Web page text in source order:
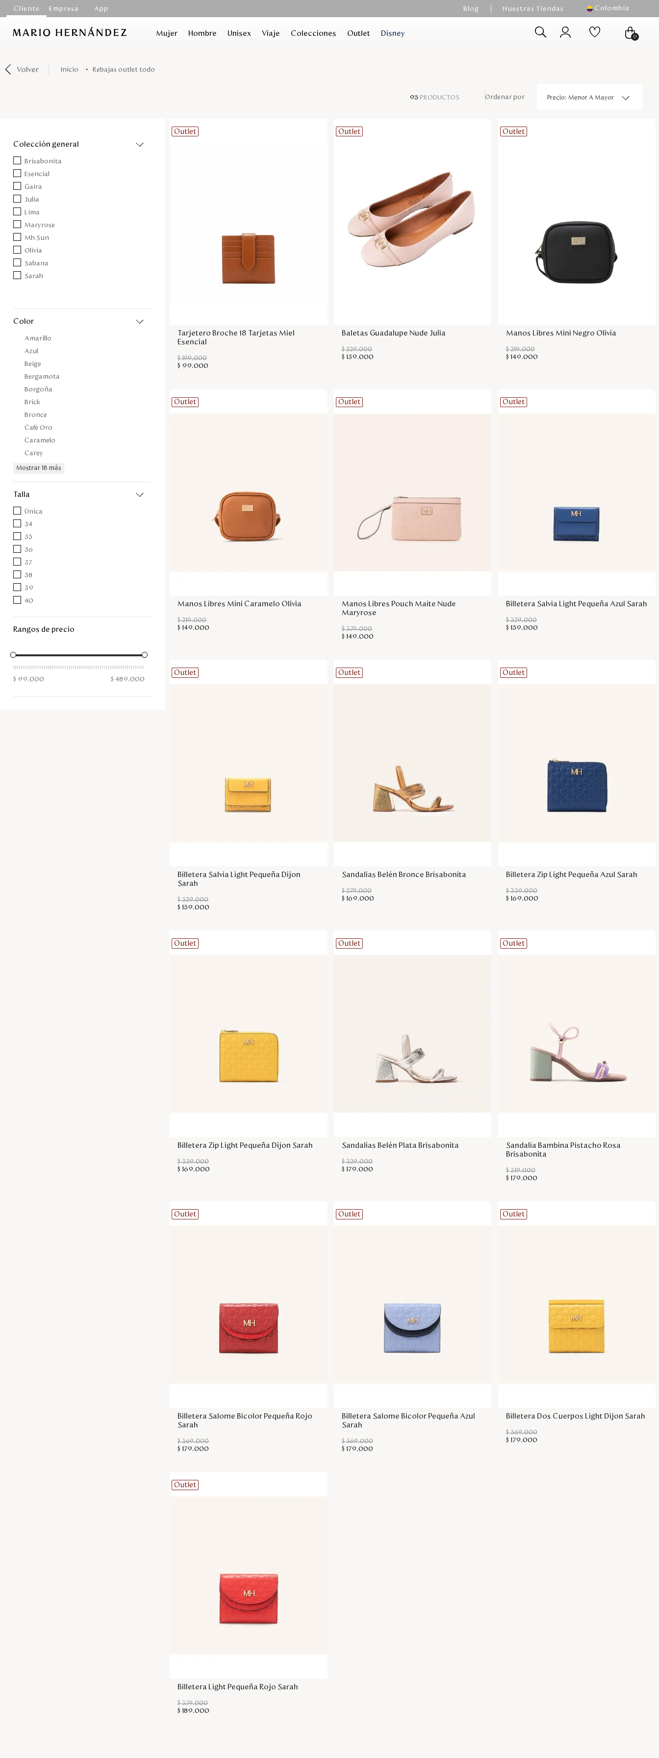
Cliente Empresa App Blog Nuestras Tiendas Colombia
Mujer Hombre Unisex Viaje Colecciones Outlet Disney 0
Volver rebajas outlet todo
95 PRODUCTOS Precio: Menor A Mayor
colección general
Brisabonita
Esencial
Gaira
Julia
Lima
Maryrose
Mh Sun
Olivia
Sabana
Sarah
color
Amarillo
Azul
Beige
Bergamota
Borgoña
Brick
Bronce
Café Oro
Caramelo
Carey
Mostrar 18 más
talla
Única
34
35
36
37
38
39
40
rangos de precio
$ 99.000 $ 489.000
Outlet
Tarjetero Broche 18 Tarjetas Miel
Esencial
$ 199.000
$ 99.000
Outlet
Baletas Guadalupe Nude Julia
$ 229.000
$ 139.000
Outlet
Manos Libres Mini Negro Olivia
$ 219.000
$ 149.000
Outlet
Manos Libres Mini Caramelo Olivia
$ 219.000
$ 149.000
Outlet
Manos Libres Pouch Maite Nude
Maryrose
$ 379.000
$ 149.000
Outlet
Billetera Salvia Light Pequeña Azul Sarah
$ 329.000
$ 159.000
Outlet
Billetera Salvia Light Pequeña Dijon
Sarah
$ 329.000
$ 159.000
Outlet
Sandalias Belén Bronce Brisabonita
$ 279.000
$ 169.000
Outlet
Billetera Zip Light Pequeña Azul Sarah
$ 339.000
$ 169.000
Outlet
Billetera Zip Light Pequeña Dijon Sarah
$ 339.000
$ 169.000
Outlet
Sandalias Belén Plata Brisabonita
$ 329.000
$ 179.000
Outlet
Sandalia Bambina Pistacho Rosa
Brisabonita
$ 319.000
$ 179.000
Outlet
Billetera Salome Bicolor Pequeña Rojo
Sarah
$ 369.000
$ 179.000
Outlet
Billetera Salome Bicolor Pequeña Azul
Sarah
$ 369.000
$ 179.000
Outlet
Billetera Dos Cuerpos Light Dijon Sarah
$ 369.000
$ 179.000
Outlet
Billetera Light Pequeña Rojo Sarah
$ 379.000
$ 189.000